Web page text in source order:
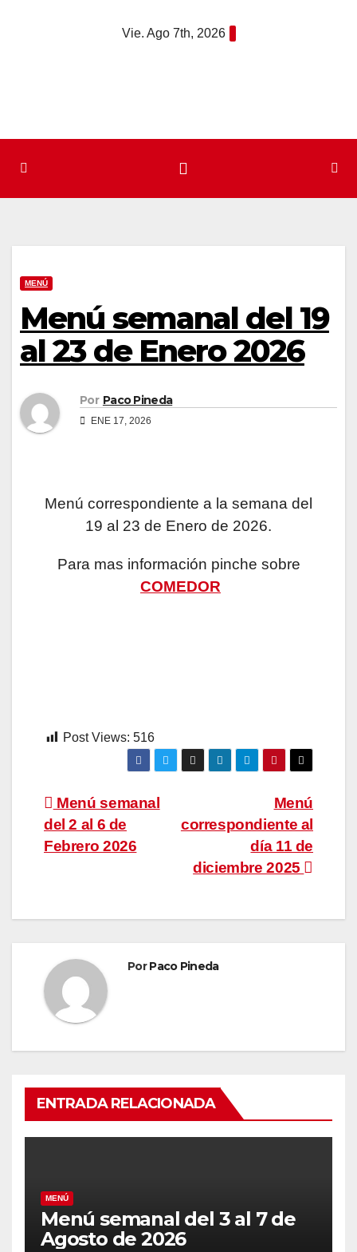
Vie. Ago 7th, 2026
MENÚ
Menú semanal del 19
al 23 de Enero 2026
Por Paco Pineda
ENE 17, 2026
Menú correspondiente a la semana del
19 al 23 de Enero de 2026.
Para mas información pinche sobre
COMEDOR
Post Views: 516
Navegación
de
Menú
correspondiente al
día 11 de
diciembre 2025
Menú semanal
del 2 al 6 de
Febrero 2026
PorPaco Pineda
ENTRADA RELACIONADA
MENÚ
Menú semanal del 3 al 7 de
Agosto de 2026